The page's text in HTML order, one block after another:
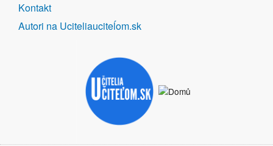
Kontakt
Autori na Uciteliauciteĺom.sk